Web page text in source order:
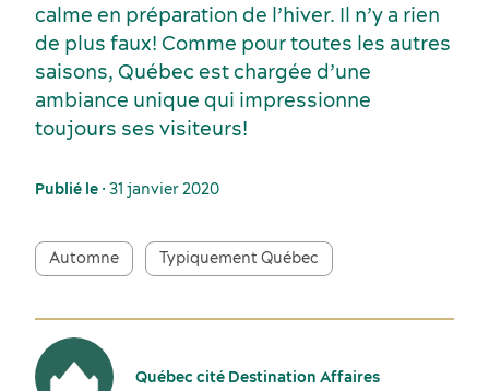
calme en préparation de l’hiver. Il n’y a rien
de plus faux! Comme pour toutes les autres
saisons, Québec est chargée d’une
ambiance unique qui impressionne
toujours ses visiteurs!
Publié le • 31 janvier 2020
Automne Typiquement Québec
Québec cité Destination Affaires